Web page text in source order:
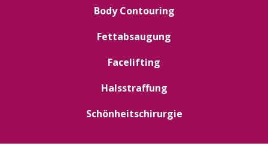
Body Contouring
Fettabsaugung
Facelifting
Halsstraffung
Schönheitschirurgie